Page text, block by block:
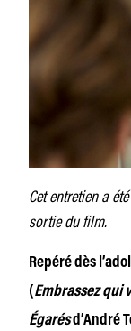
Cet entretien a
sortie du film.
Repéré dès
(Embrassez qui
Égarésd’André